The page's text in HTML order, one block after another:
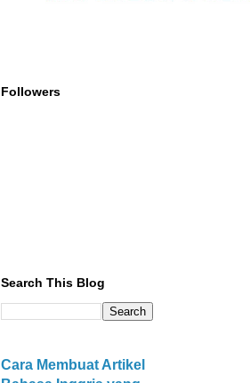
Followers
Search This Blog
Cara Membuat Artikel